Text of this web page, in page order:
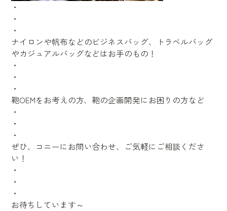
・
・
・
ナイロンや帆布などのビジネスバッグ、トラベルバッグ
やカジュアルバッグなどはお手のもの！
・
・
・
鞄OEMをお考えの方、鞄の企画開発にお困りの方など
・
・
・
ぜひ、コニーにお問い合わせ、ご気軽にご相談くださ
い！
・
・
・
お待ちしています～